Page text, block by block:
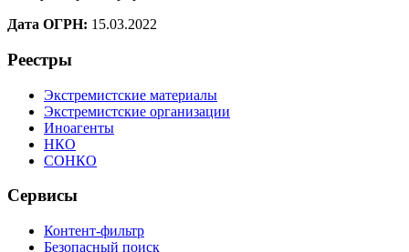
Дата ОГРН: 15.03.2022
Реестры
Экстремистские материалы
Экстремистские организации
Иноагенты
НКО
СОНКО
Сервисы
Контент-фильтр
Безопасный поиск